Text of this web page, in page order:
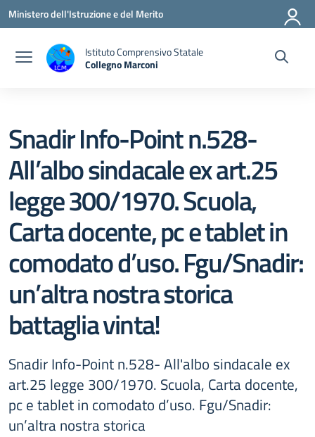
Vai ai contenuti
Vai al menu di navigazione
Vai al footer
Ministero dell'Istruzione e del Merito
Istituto Comprensivo Statale
Collegno Marconi
Snadir Info-Point n.528-
All’albo sindacale ex art.25
legge 300/1970. Scuola,
Carta docente, pc e tablet in
comodato d’uso. Fgu/Snadir:
un’altra nostra storica
battaglia vinta!
Snadir Info-Point n.528- All'albo sindacale ex
art.25 legge 300/1970. Scuola, Carta docente,
pc e tablet in comodato d’uso. Fgu/Snadir:
un’altra nostra storica